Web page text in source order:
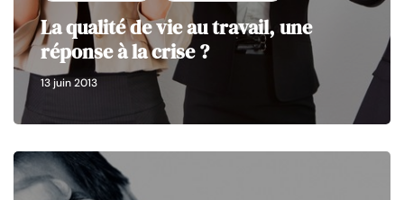
La qualité de vie au travail, une
réponse à la crise ?
13 juin 2013